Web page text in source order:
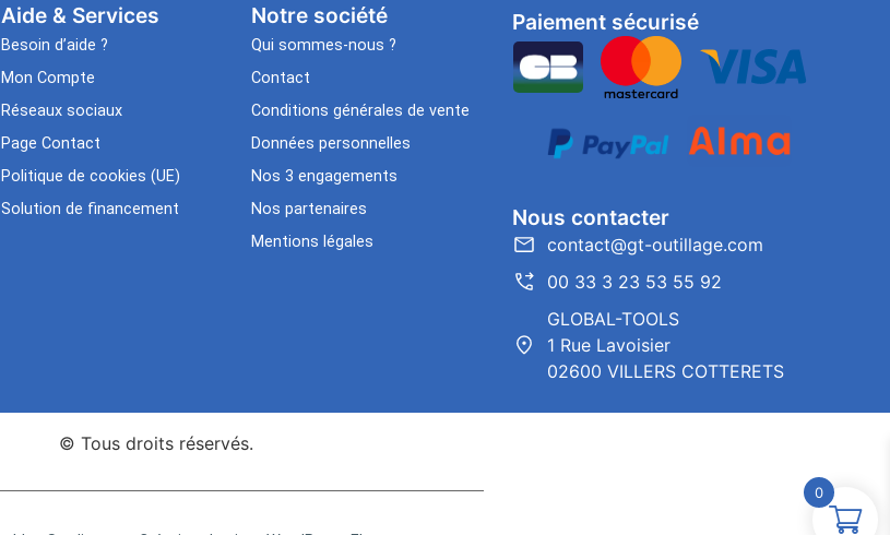
Aide & Services​
Besoin d’aide ?
Mon Compte
Réseaux sociaux
Page Contact
Politique de cookies (UE)
Solution de financement
Notre société
Qui sommes-nous ?
Contact
Conditions générales de vente
Données personnelles
Nos 3 engagements
Nos partenaires
Mentions légales
Paiement sécurisé
Nous contacter
contact@gt-outillage.com
00 33 3 23 53 55 92
GLOBAL-TOOLS
1 Rue Lavoisier
02600 VILLERS COTTERETS
© Tous droits réservés.
0